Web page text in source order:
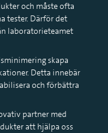
och måste ofta
tester. Därför det
laboratorieteamet
skapa
Detta innebär
och förbättra
partner med
att hjälpa oss